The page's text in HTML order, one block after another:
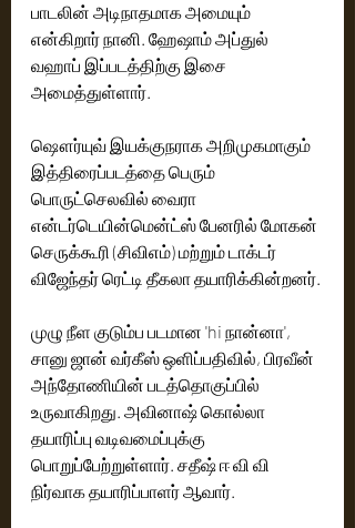
பாடலின் அடிநாதமாக அமையும்
என்கிறார் நானி. ஹேஷாம் அப்துல்
வஹாப் இப்படத்திற்கு இசை
அமைத்துள்ளார்.
ஷௌர்யுவ் இயக்குநராக அறிமுகமாகும்
இத்திரைப்படத்தை பெரும்
பொருட்செலவில் வைரா
என்டர்டெயின்மென்ட்ஸ் பேனரில் மோகன்
செருக்கூரி (சிவிஎம்) மற்றும் டாக்டர்
விஜேந்தர் ரெட்டி தீகலா தயாரிக்கின்றனர்.
முழு நீள குடும்ப படமான 'hi நான்னா',
சானு ஜான் வர்கீஸ் ஒளிப்பதிவில், பிரவீன்
அந்தோணியின் படத்தொகுப்பில்
உருவாகிறது. அவினாஷ் கொல்லா
தயாரிப்பு வடிவமைப்புக்கு
பொறுப்பேற்றுள்ளார். சதீஷ் ஈ வி வி
நிர்வாக தயாரிப்பாளர் ஆவார்.